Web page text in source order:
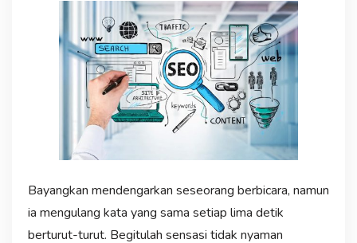
Bayangkan mendengarkan seseorang berbicara, namun
ia mengulang kata yang sama setiap lima detik
berturut-turut. Begitulah sensasi tidak nyaman